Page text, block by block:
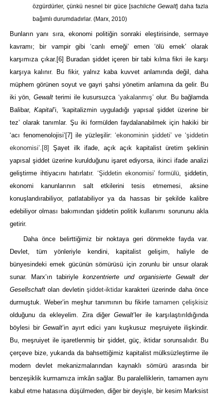
özgürdürler, çünkü nesnel bir güce [sachliche Gewalt] daha fazla
bağımlı durumdadırlar. (Marx, 2010)
Bunların yanı sıra, ekonomi politiğin sonraki eleştirisinde, sermaye
kavramı; bir vampir gibi ‘canlı emeği’ emen ‘ölü emek’ olarak
karşımıza çıkar. [6] Buradan şiddet içeren bir tabi kılma fikri ile karşı
karşıya kalınır. Bu fikir, yalnız kaba kuvvet anlamında değil, daha
müphem görünen soyut ve gayri şahsi yönetim anlamına da gelir. Bu
iki yön, Gewaltterimi ile kusursuzca ‘yakalanmış’olur. Bu bağlamda
Balibar,Kapital’i, ‘kapitalizmin uyguladığı yapısal şiddet üzerine bir
tez’ olarak tanımlar. Şu iki formülden faydalanabilmek için hakiki bir
‘acı fenomenolojisi’ [7] ile yüzleşilir:‘ekonominin şiddeti’ ve ‘şiddetin
ekonomisi’. [8]
Şayet ilk ifade, açık açık kapitalist üretim şeklinin
yapısal şiddet üzerine kurulduğunu işaret ediyorsa, ikinci ifade analizi
geliştirme ihtiyacını hatırlatır. ‘Şiddetin ekonomisi’ formülü, şiddetin,
ekonomi kanunlarının salt etkilerini tesis etmemesi, aksine
konuşlandırabiliyor, patlatabiliyor ya da hassas bir şekilde kalibre
edebiliyor olması bakımından şiddetin politik kullanımı sorununu akla
getirir.
Daha önce belirttiğimiz bir noktaya geri dönmekte fayda var.
Devlet, tüm yönleriyle kendini, kapitalist gelişim, haliyle de
bünyesindeki emek gücünün sömürüsü için zorunlu bir unsur olarak
sunar. Marx’ın tabiriylekonzentrierte und organisierte Gewalt der
Gesellschaft olan devletin şiddet-iktidar karakteri üzerinde daha önce
durmuştuk. Weber’in meşhur tanımının bu fikirle tamamen çelişkisiz
olduğunu da ekleyelim. Zira diğerGewalt’ler ile karşılaştırıldığında
böylesi bir Gewalt’in ayırt edici yanı kuşkusuz meşruiyete ilişkindir.
Bu, meşruiyet ile işaretlenmiş bir şiddet, güç, iktidar sorunsalıdır. Bu
çerçeve bize, yukarıda da bahsettiğimiz kapitalist mülksüzleştirme ile
modern devlet mekanizmalarından kaynaklı sömürü arasında bir
benzeşiklik kurmamıza imkân sağlar. Bu paralelliklerin, tamamen aynı
kabul etme hatasına düşülmeden, diğer bir deyişle, bir kesim Marksist